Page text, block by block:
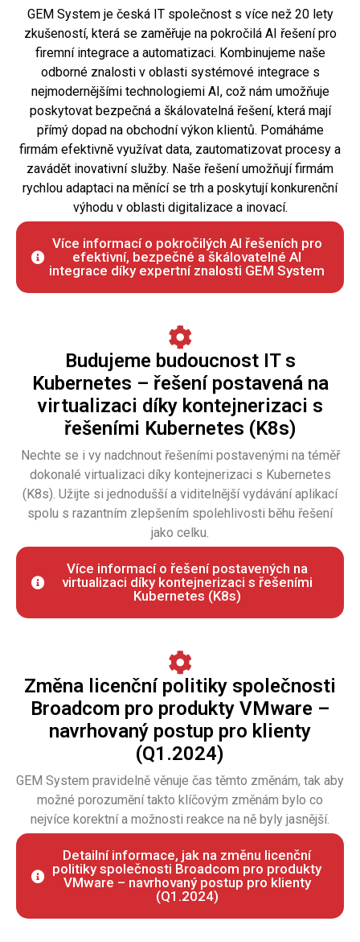
GEM System je česká IT společnost s více než 20 lety
zkušeností, která se zaměřuje na pokročilá AI řešení pro
firemní integrace a automatizaci. Kombinujeme naše
odborné znalosti v oblasti systémové integrace s
nejmodernějšími technologiemi AI, což nám umožňuje
poskytovat bezpečná a škálovatelná řešení, která mají
přímý dopad na obchodní výkon klientů. Pomáháme
firmám efektivně využívat data, zautomatizovat procesy a
zavádět inovativní služby. Naše řešení umožňují firmám
rychlou adaptaci na měnící se trh a poskytují konkurenční
výhodu v oblasti digitalizace a inovací.
Více informací o pokročilých AI řešeních pro
efektivní, bezpečné a škálovatelné AI
integrace díky expertní znalosti GEM System
Budujeme budoucnost IT s
Kubernetes – řešení postavená na
virtualizaci díky kontejnerizaci s
řešeními Kubernetes (K8s)
Nechte se i vy nadchnout řešeními postavenými na téměř
dokonalé virtualizaci díky kontejnerizaci s Kubernetes
(K8s). Užijte si jednodušší a viditelnější vydávání aplikací
spolu s razantním zlepšením spolehlivosti běhu řešení
jako celku.
Více informací o řešení postavených na
virtualizaci díky kontejnerizaci s řešeními
Kubernetes (K8s)
Změna licenční politiky společnosti
Broadcom pro produkty VMware –
navrhovaný postup pro klienty
(Q1.2024)
GEM System pravidelně věnuje čas těmto změnám, tak aby
možné porozumění takto klíčovým změnám bylo co
nejvíce korektní a možnosti reakce na ně byly jasnější.
Detailní informace, jak na změnu licenční
politiky společnosti Broadcom pro produkty
VMware – navrhovaný postup pro klienty
(Q1.2024)